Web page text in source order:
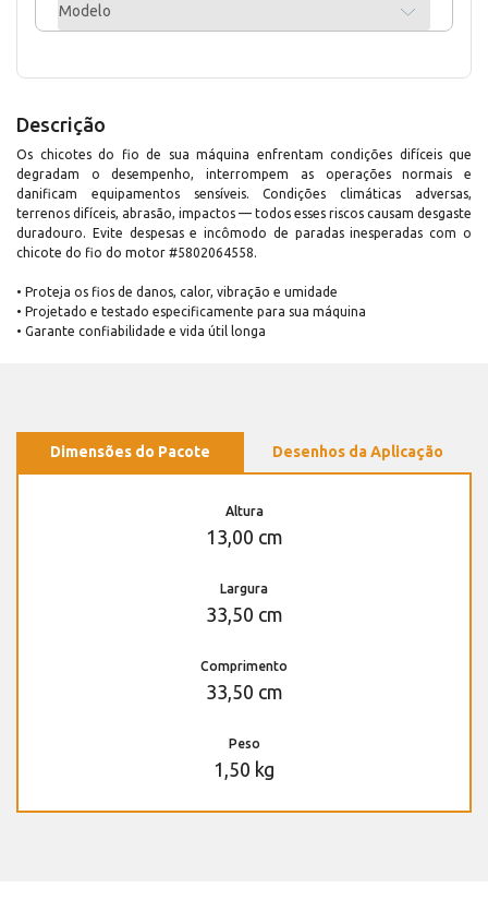
Modelo
Descrição
Os chicotes do fio de sua máquina enfrentam condições difíceis que
degradam o desempenho, interrompem as operações normais e
danificam equipamentos sensíveis. Condições climáticas adversas,
terrenos difíceis, abrasão, impactos — todos esses riscos causam desgaste
duradouro. Evite despesas e incômodo de paradas inesperadas com o
chicote do fio do motor #5802064558.
• Proteja os fios de danos, calor, vibração e umidade
• Projetado e testado especificamente para sua máquina
• Garante confiabilidade e vida útil longa
Dimensões do Pacote Desenhos da Aplicação
Altura
13,00 cm
Largura
33,50 cm
Comprimento
33,50 cm
Peso
1,50 kg